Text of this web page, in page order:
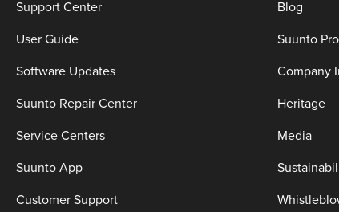
Support Center
User Guide
Software Updates
Suunto Repair Center
Service Centers
Suunto App
Customer Support
Blog
Suunto
Company
Heritage
Media